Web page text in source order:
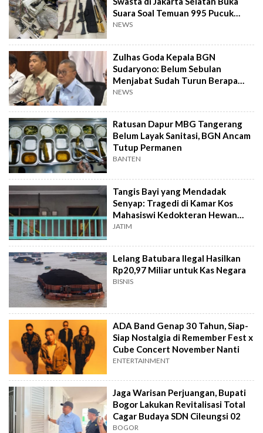
Suara Soal Temuan 995 Pucuk
Senjata Api
NEWS
Zulhas Goda Kepala BGN
Sudaryono: Belum Sebulan
Menjabat Sudah Turun Berapa
Kilo?
NEWS
Ratusan Dapur MBG Tangerang
Belum Layak Sanitasi, BGN Ancam
Tutup Permanen
BANTEN
Tangis Bayi yang Mendadak
Senyap: Tragedi di Kamar Kos
Mahasiswi Kedokteran Hewan
Surabaya
JATIM
Lelang Batubara Ilegal Hasilkan
Rp20,97 Miliar untuk Kas Negara
BISNIS
ADA Band Genap 30 Tahun, Siap-
Siap Nostalgia di Remember Fest x
Cube Concert November Nanti
ENTERTAINMENT
Jaga Warisan Perjuangan, Bupati
Bogor Lakukan Revitalisasi Total
Cagar Budaya SDN Cileungsi 02
BOGOR